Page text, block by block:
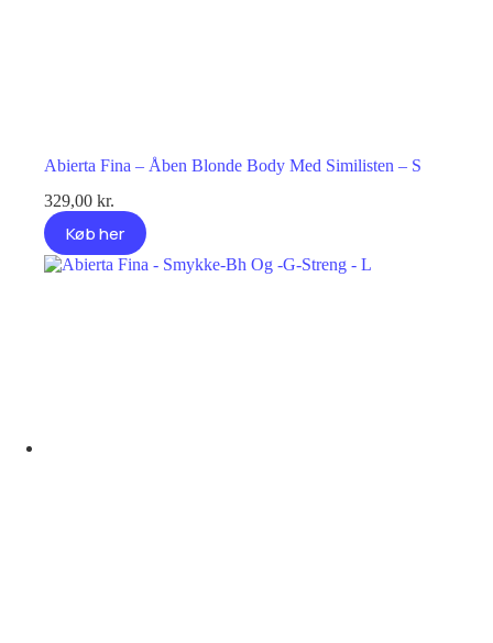
Abierta Fina – Åben Blonde Body Med Similisten – S
329,00 kr.
Køb her